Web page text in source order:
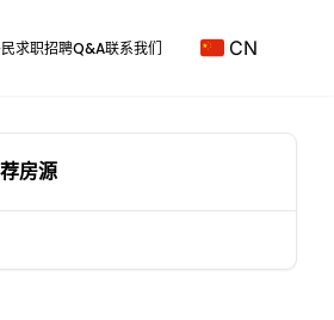
求职招聘Q&A联系我们 CN
房源